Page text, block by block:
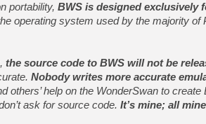
portability, BWS is designed exclusively
operating system used by the majority of
the source code to BWS will not be
Nobody writes more accurate
others’ help on the WonderSwan to create
ask for source code. It’s mine; all